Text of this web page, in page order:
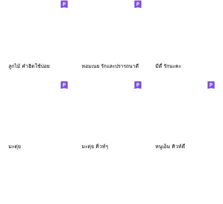
ลูกไม้ คำฮิตใช้บ่อย หอมเนย รักและปรารถนาดี มีดี้ รักนะคะ
มะตุ่ย มะตุ่ย คิ้วท์ๆ หนูเอ็ม คิวท์ตี้